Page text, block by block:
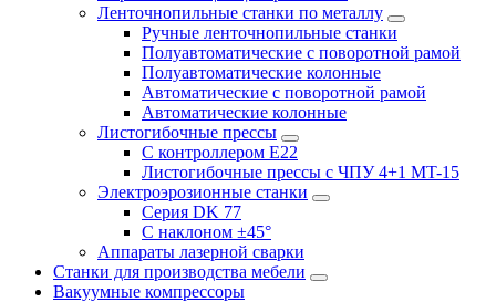
Ленточнопильные станки по металлу
Ручные ленточнопильные станки
Полуавтоматические с поворотной рамой
Полуавтоматические колонные
Автоматические с поворотной рамой
Автоматические колонные
Листогибочные прессы
С контроллером E22
Листогибочные прессы с ЧПУ 4+1 MT-15
Электроэрозионные станки
Серия DK 77
С наклоном ±45°
Аппараты лазерной сварки
Станки для производства мебели
Вакуумные компрессоры